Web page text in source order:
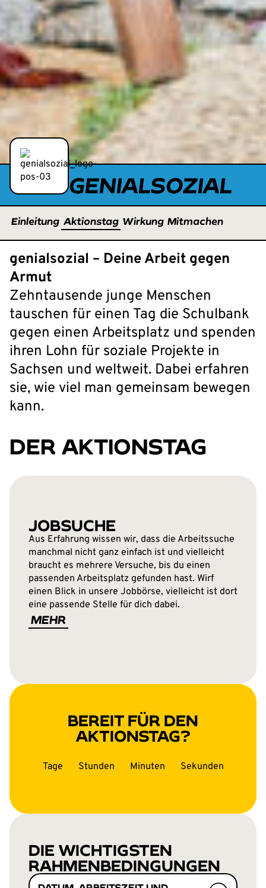
GENIALSOZIAL
Einleitung Aktionstag Wirkung Mitmachen
genialsozial – Deine Arbeit gegen
Armut
Zehntausende junge Menschen
tauschen für einen Tag die Schulbank
gegen einen Arbeitsplatz und spenden
ihren Lohn für soziale Projekte in
Sachsen und weltweit. Dabei erfahren
sie, wie viel man gemeinsam bewegen
kann.
DER AKTIONSTAG
JOBSUCHE
Aus Erfahrung wissen wir, dass die Arbeitssuche
manchmal nicht ganz einfach ist und vielleicht
braucht es mehrere Versuche, bis du einen
passenden Arbeitsplatz gefunden hast. Wirf
einen Blick in unsere Jobbörse, vielleicht ist dort
eine passende Stelle für dich dabei.
MEHR
BEREIT FÜR DEN
AKTIONSTAG?
Tage Stunden Minuten Sekunden
DIE WICHTIGSTEN
RAHMEN­BEDINGUNGEN